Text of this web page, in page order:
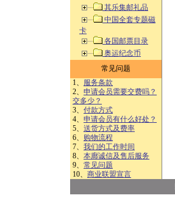
其乐集邮礼品
中国全套专题磁
卡
各国邮票目录
奥运纪念币
常见问题
1、 服务条款
2、 申请会员需要交费吗？
交多少？
3、 付款方式
4、 申请会员有什么好处？
5、 送货方式及费率
6、 购物流程
7、 我们的工作时间
8、 本廊诚信及售后服务
9、 常见问题
10、 商业联盟宣言